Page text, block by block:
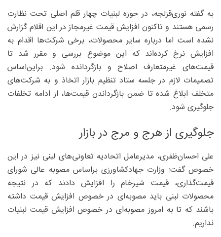
به گفته نوری‌قزلجه، در حوزه لبنیات چهار قلم اصلی تحت نظارت
رسمی هستند و تاکنون افزایش قیمت غیرمجاز در این اقلام گزارش
نشده است اما درباره سایر محصولات، برخی شرکت‌ها اقدام به
افزایش نرخ کرده‌اند که این موضوع بررسی و مقرر شد تا
قیمت‌های غیرمتعارف اصلاح و بازگردانده شود. بر‌این‌اساس
تصمیمات لازم در جلسه ستاد تنظیم بازار اتخاذ و به شرکت‌های
متخلف ابلاغ شده تا ضمن بازگرداندن قیمت‌ها، از ادامه تخلفات
جلوگیری شود.
جلوگیری از هرج و مرج در بازار
علی احسان‌ظفری، مدیرعامل اتحادیه تعاونی‌های لبنی نیز در این
خصوص گفت: وزارت جهادکشاورزی براساس مصوبه عالی شورای
قیمت‌گذاری، قیمت شیرخام را افزایش دادند که در نتیجه
محصولات لبنی باید مصوبه‌ای در خصوص افزایش قیمت داشته
باشند که تا به امروز مصوبه‌ای در خصوص افزایش قیمت لبنیات
نداریم.